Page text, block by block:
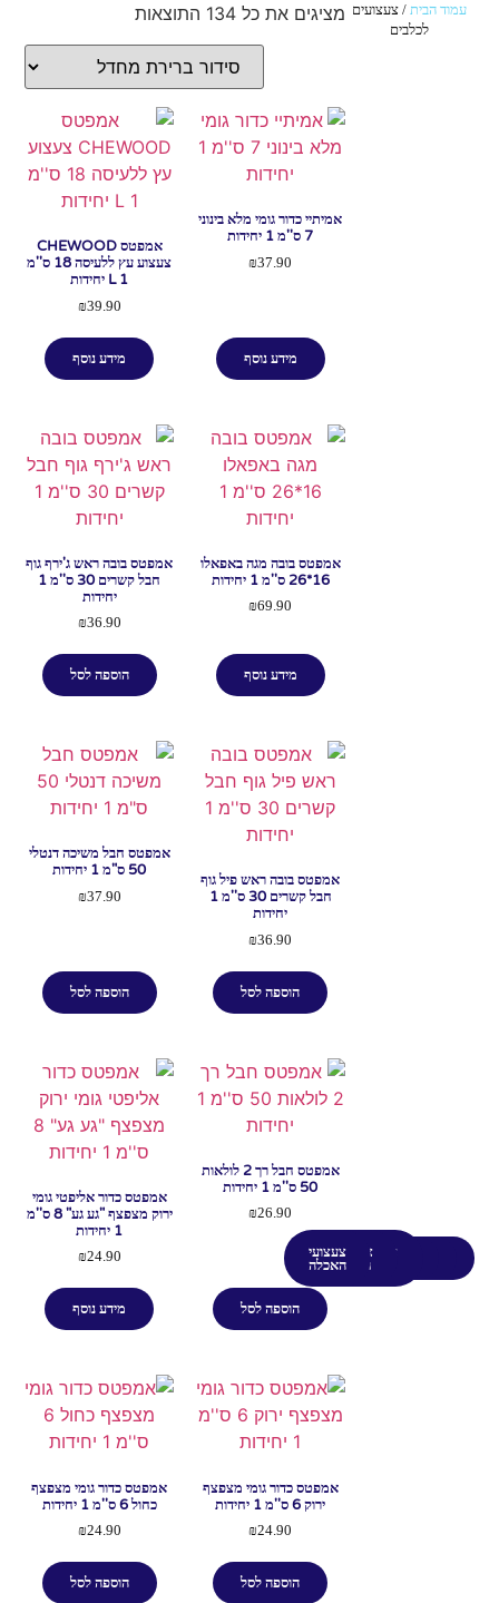
עמוד הבית/ צעצועים
לכלבים
צעצועי
לעיסה
צעצועי
חשיבה
צעצועי
האכלה
מציגים את כל ⁦134⁩ התוצאות
אמיתיי כדור גומי מלא בינוני
7 ס''מ 1 יחידות
₪37.90
מידע נוסף
אמפטס CHEWOOD
צעצוע עץ ללעיסה 18 ס''מ
L 1 יחידות
₪39.90
מידע נוסף
אמפטס בובה מגה באפאלו
16*26 ס''מ 1 יחידות
₪69.90
מידע נוסף
אמפטס בובה ראש ג'ירף גוף
חבל קשרים 30 ס''מ 1
יחידות
₪36.90
הוספה לסל
אמפטס בובה ראש פיל גוף
חבל קשרים 30 ס''מ 1
יחידות
₪36.90
הוספה לסל
אמפטס חבל משיכה דנטלי
50 ס"מ 1 יחידות
₪37.90
הוספה לסל
אמפטס חבל רך 2 לולאות
50 ס''מ 1 יחידות
₪26.90
הוספה לסל
אמפטס כדור אליפטי גומי
ירוק מצפצף "גע גע" 8 ס''מ
1 יחידות
₪24.90
מידע נוסף
אמפטס כדור גומי מצפצף
ירוק 6 ס''מ 1 יחידות
₪24.90
הוספה לסל
אמפטס כדור גומי מצפצף
כחול 6 ס''מ 1 יחידות
₪24.90
הוספה לסל